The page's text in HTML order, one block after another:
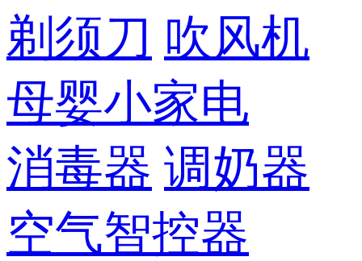
剃须刀 吹风机
母婴小家电
消毒器 调奶器
空气智控器